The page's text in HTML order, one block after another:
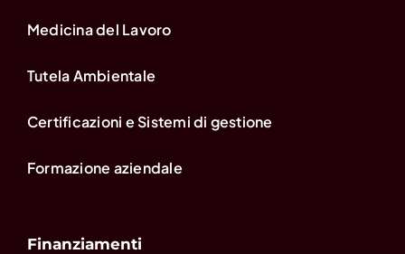
Medicina del Lavoro
Tutela Ambientale
Certificazioni e Sistemi di gestione
Formazione aziendale
Finanziamenti